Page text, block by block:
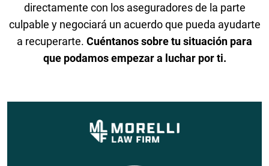
directamente con los aseguradores de la parte
culpable y negociará un acuerdo que pueda ayudarte
a recuperarte. Cuéntanos sobre tu situación para
que podamos empezar a luchar por ti.